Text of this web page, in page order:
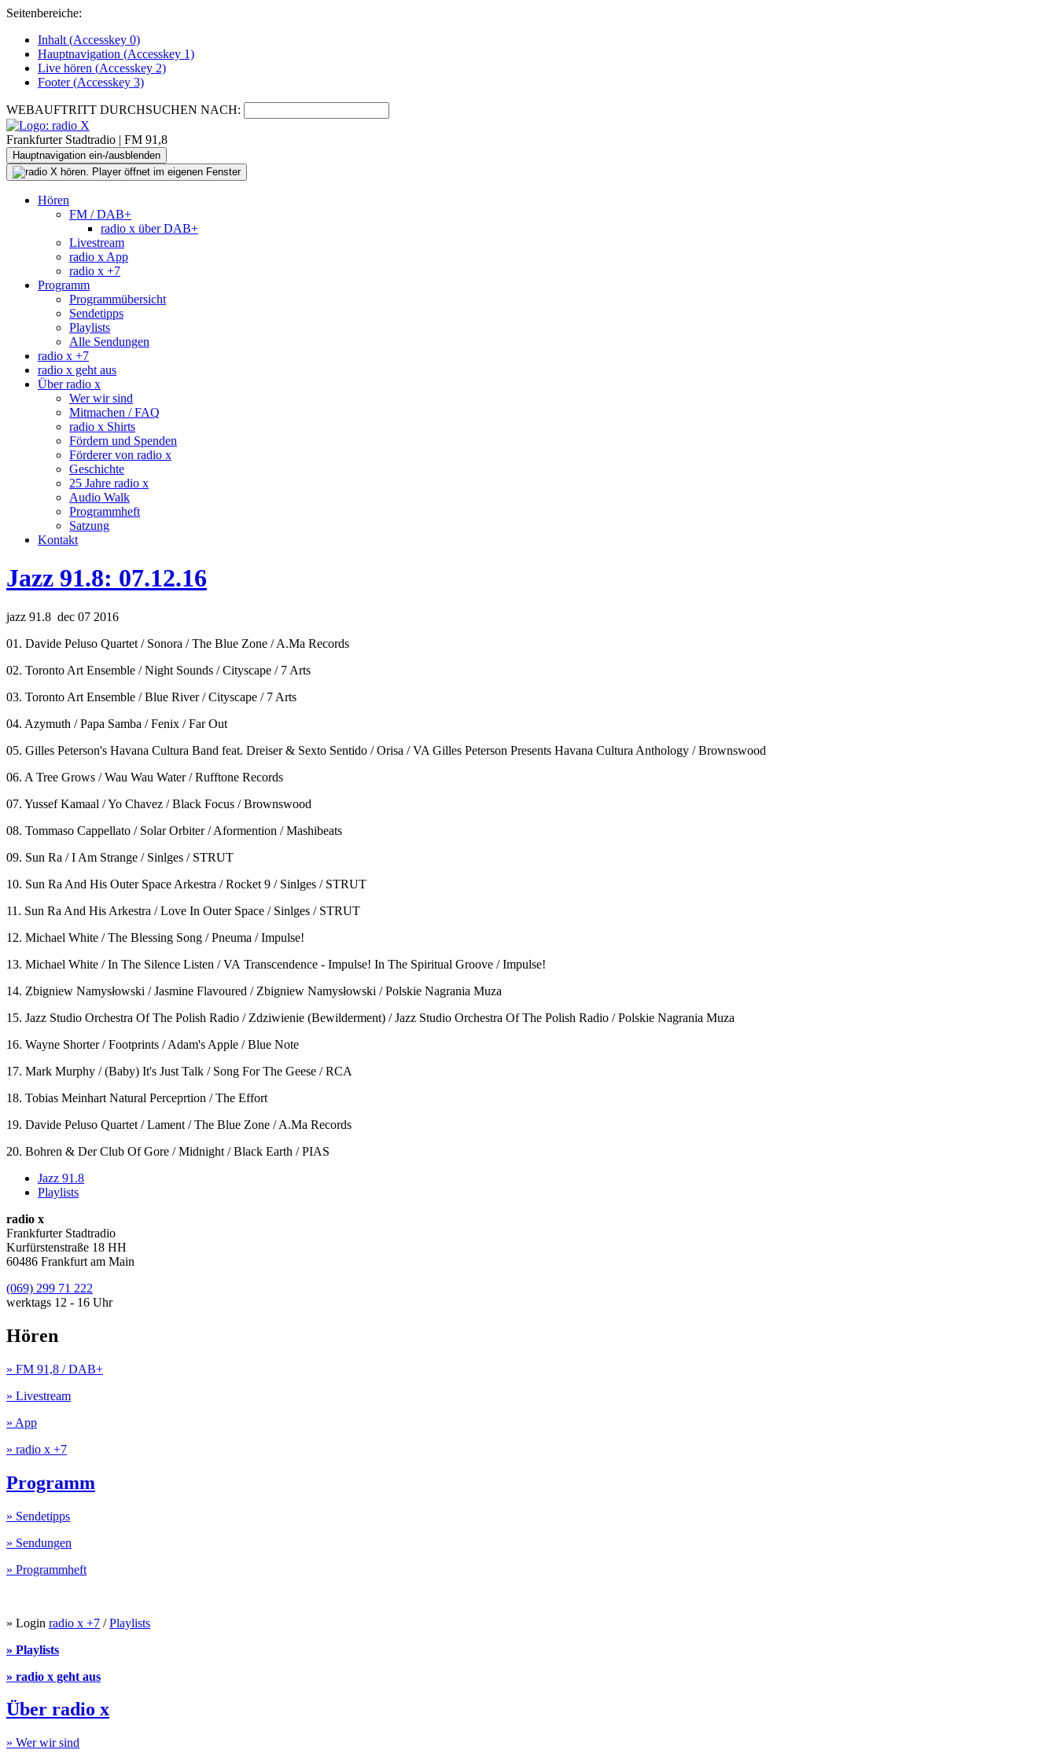
Seitenbereiche:
Inhalt (Accesskey 0)
Hauptnavigation (Accesskey 1)
Live hören (Accesskey 2)
Footer(Accesskey 3)
WEBAUFTRITT DURCHSUCHEN NACH:
Frankfurter Stadtradio | FM 91,8
Hauptnavigation ein-/ausblenden
Hören
FM / DAB+
radio x über DAB+
Livestream
radio x App
radio x +7
Programm
Programmübersicht
Sendetipps
Playlists
Alle Sendungen
radio x +7
radio x geht aus
Über radio x
Wer wir sind
Mitmachen / FAQ
radio x Shirts
Fördern und Spenden
Förderer von radio x
Geschichte
25 Jahre radio x
Audio Walk
Programmheft
Satzung
Kontakt
Jazz 91.8: 07.12.16
jazz 91.8 dec 07 2016
01. Davide Peluso Quartet / Sonora / The Blue Zone / A.Ma Records
02. Toronto Art Ensemble / Night Sounds / Cityscape / 7 Arts
03. Toronto Art Ensemble / Blue River / Cityscape / 7 Arts
04. Azymuth / Papa Samba / Fenix / Far Out
05. Gilles Peterson's Havana Cultura Band feat. Dreiser & Sexto Sentido / Orisa / VA Gilles Peterson Presents Havana Cultura Anthology / Brownswood
06. A Tree Grows / Wau Wau Water / Rufftone Records
07. Yussef Kamaal / Yo Chavez / Black Focus / Brownswood
08. Tommaso Cappellato / Solar Orbiter / Aformention / Mashibeats
09. Sun Ra / I Am Strange / Sinlges / STRUT
10. Sun Ra And His Outer Space Arkestra / Rocket 9 / Sinlges / STRUT
11. Sun Ra And His Arkestra / Love In Outer Space / Sinlges / STRUT
12. Michael White / The Blessing Song / Pneuma / Impulse!
13. Michael White / In The Silence Listen / VA Transcendence - Impulse! In The Spiritual Groove / Impulse!
14. Zbigniew Namysłowski ‎/ Jasmine Flavoured / Zbigniew Namysłowski / Polskie Nagrania Muza
15. Jazz Studio Orchestra Of The Polish Radio ‎/ Zdziwienie (Bewilderment) / Jazz Studio Orchestra Of The Polish Radio / Polskie Nagrania Muza
16. Wayne Shorter / Footprints / Adam's Apple / Blue Note
17. Mark Murphy / (Baby) It's Just Talk / Song For The Geese / RCA
18. Tobias Meinhart Natural Perceprtion / The Effort
19. Davide Peluso Quartet / Lament / The Blue Zone / A.Ma Records
20. Bohren & Der Club Of Gore / Midnight / Black Earth / PIAS
Jazz 91.8
Playlists
radio x
Frankfurter Stadtradio
Kurfürstenstraße 18 HH
60486 Frankfurt am Main
(069) 299 71 222
werktags 12 - 16 Uhr
Hören
» FM 91,8 / DAB+
» Livestream
» App
» radio x +7
Programm
» Sendetipps
» Sendungen
» Programmheft
» Login radio x +7 /Playlists
» Playlists
» radio x geht aus
Über radio x
» Wer wir sind